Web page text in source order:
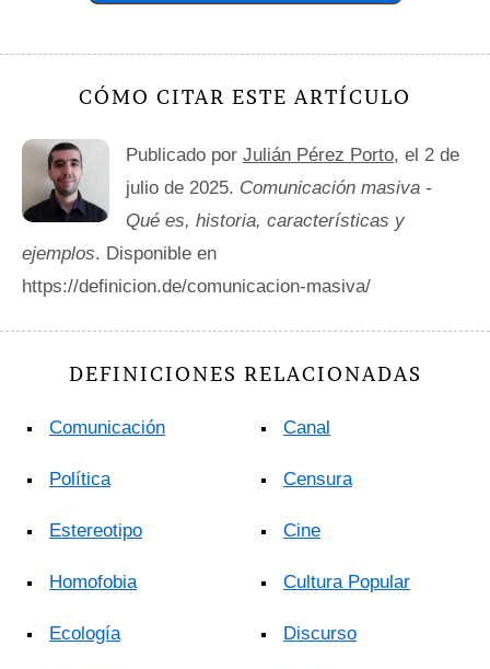
CÓMO CITAR ESTE ARTÍCULO
Publicado por Julián Pérez Porto, el 2 de
julio de 2025. Comunicación masiva -
Qué es, historia, características y
ejemplos. Disponible en
https://definicion.de/comunicacion-masiva/
DEFINICIONES RELACIONADAS
Comunicación
Política
Estereotipo
Homofobia
Ecología
Canal
Censura
Cine
Cultura Popular
Discurso